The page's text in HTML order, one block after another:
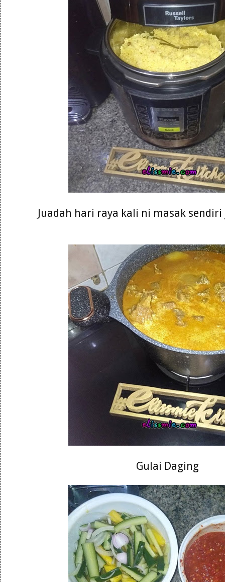
Juadah hari raya kali ni masak
Gulai Daging